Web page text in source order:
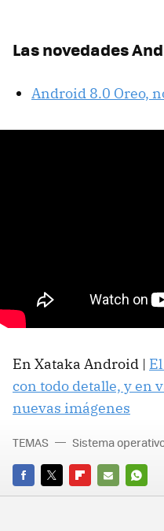
Las novedades
Android 8.0 Oreo,
En Xataka Android |
con todo detalle, y en
nuevas imágenes
FACEBOOK
TWITTERFLIPBOARD
E-
TEMAS Sistema